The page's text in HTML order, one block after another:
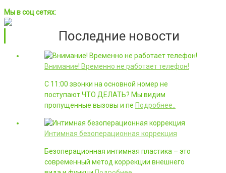
Мы в соц сетях:
Последние новости
Внимание! Временно не работает телефон!
С 11:00 звонки на основной номер не
поступают.ЧТО ДЕЛАТЬ? Мы видим
пропущенные вызовы и пе Подробнее..
Интимная безоперационная коррекция
Безоперационная интимная пластика – это
современный метод коррекции внешнего